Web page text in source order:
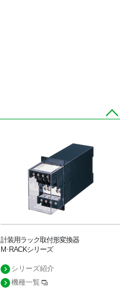
計装用ラック取付形変換器
M･RACKシリーズ
シリーズ紹介
機種一覧